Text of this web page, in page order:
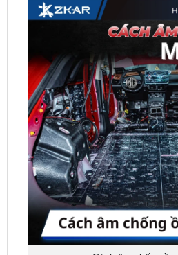
Cách âm chống ồn